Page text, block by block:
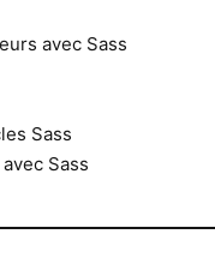
avec Sass
Sass
Sass